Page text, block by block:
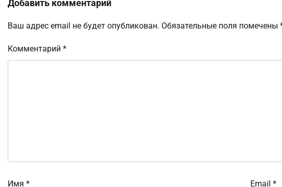
Добавить комментарий
Ваш адрес email не будет опубликован. Обязательные поля помечены
Комментарий *
Имя * Email *